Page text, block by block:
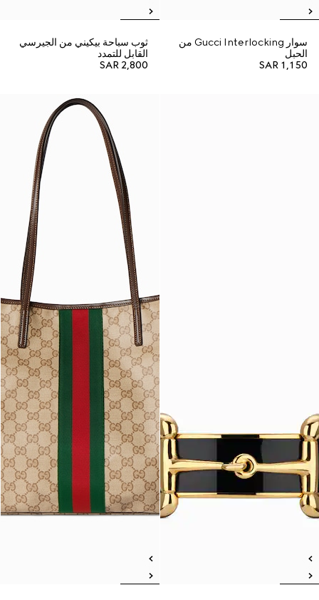
سوار Gucci Interlocking من
الحبل
SAR 1,150
ثوب سباحة بيكيني من الجيرسي
القابل للتمدد
SAR 2,800